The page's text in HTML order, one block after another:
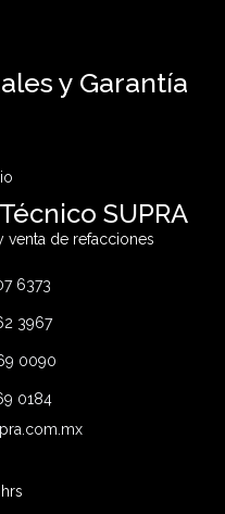
y Garantía
SUPRA
venta de refacciones
6373
3967
0090
0184